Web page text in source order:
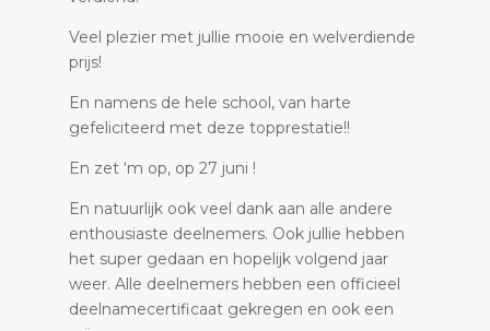
Veel plezier met jullie mooie en welverdiende
prijs!
En namens de hele school, van harte
gefeliciteerd met deze topprestatie!!
En zet ‘m op, op 27 juni !
En natuurlijk ook veel dank aan alle andere
enthousiaste deelnemers. Ook jullie hebben
het super gedaan en hopelijk volgend jaar
weer. Alle deelnemers hebben een officieel
deelnamecertificaat gekregen en ook een